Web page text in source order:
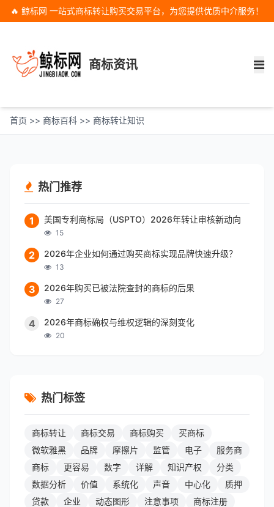
🔥 鲸标网 一站式商标转让购买交易平台，为您提供优质中介服务！
商标资讯
首页 >> 商标百科 >> 商标转让知识
热门推荐
1 美国专利商标局（USPTO）2026年转让审核新动向
15
2 2026年企业如何通过购买商标实现品牌快速升级？
13
3 2026年购买已被法院查封的商标的后果
27
4 2026年商标确权与维权逻辑的深刻变化
20
热门标签
商标转让 商标交易 商标购买
买商标
微软雅黑
品牌 摩擦片 监管 电子
服务商
商标
更容易 数字 详解 知识产权
分类
数据分析
价值 系统化 声音 中心化
质押
贷款
企业 动态图形 注意事项
商标注册